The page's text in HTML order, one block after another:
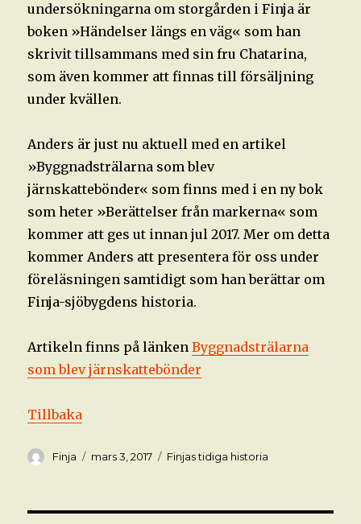
undersökningarna om storgården i Finja är
boken »Händelser längs en väg« som han
skrivit tillsammans med sin fru Chatarina,
som även kommer att finnas till försäljning
under kvällen.
Anders är just nu aktuell med en artikel
»Byggnadsträlarna som blev
järnskattebönder« som finns med i en ny bok
som heter »Berättelser från markerna« som
kommer att ges ut innan jul 2017. Mer om detta
kommer Anders att presentera för oss under
föreläsningen samtidigt som han berättar om
Finja-sjöbygdens historia.
Artikeln finns på länkenByggnadsträlarna
som blev järnskattebönder
Tillbaka
Författare
Finja Postat
mars 3, 2017 Kategorier
Finjas tidiga historia